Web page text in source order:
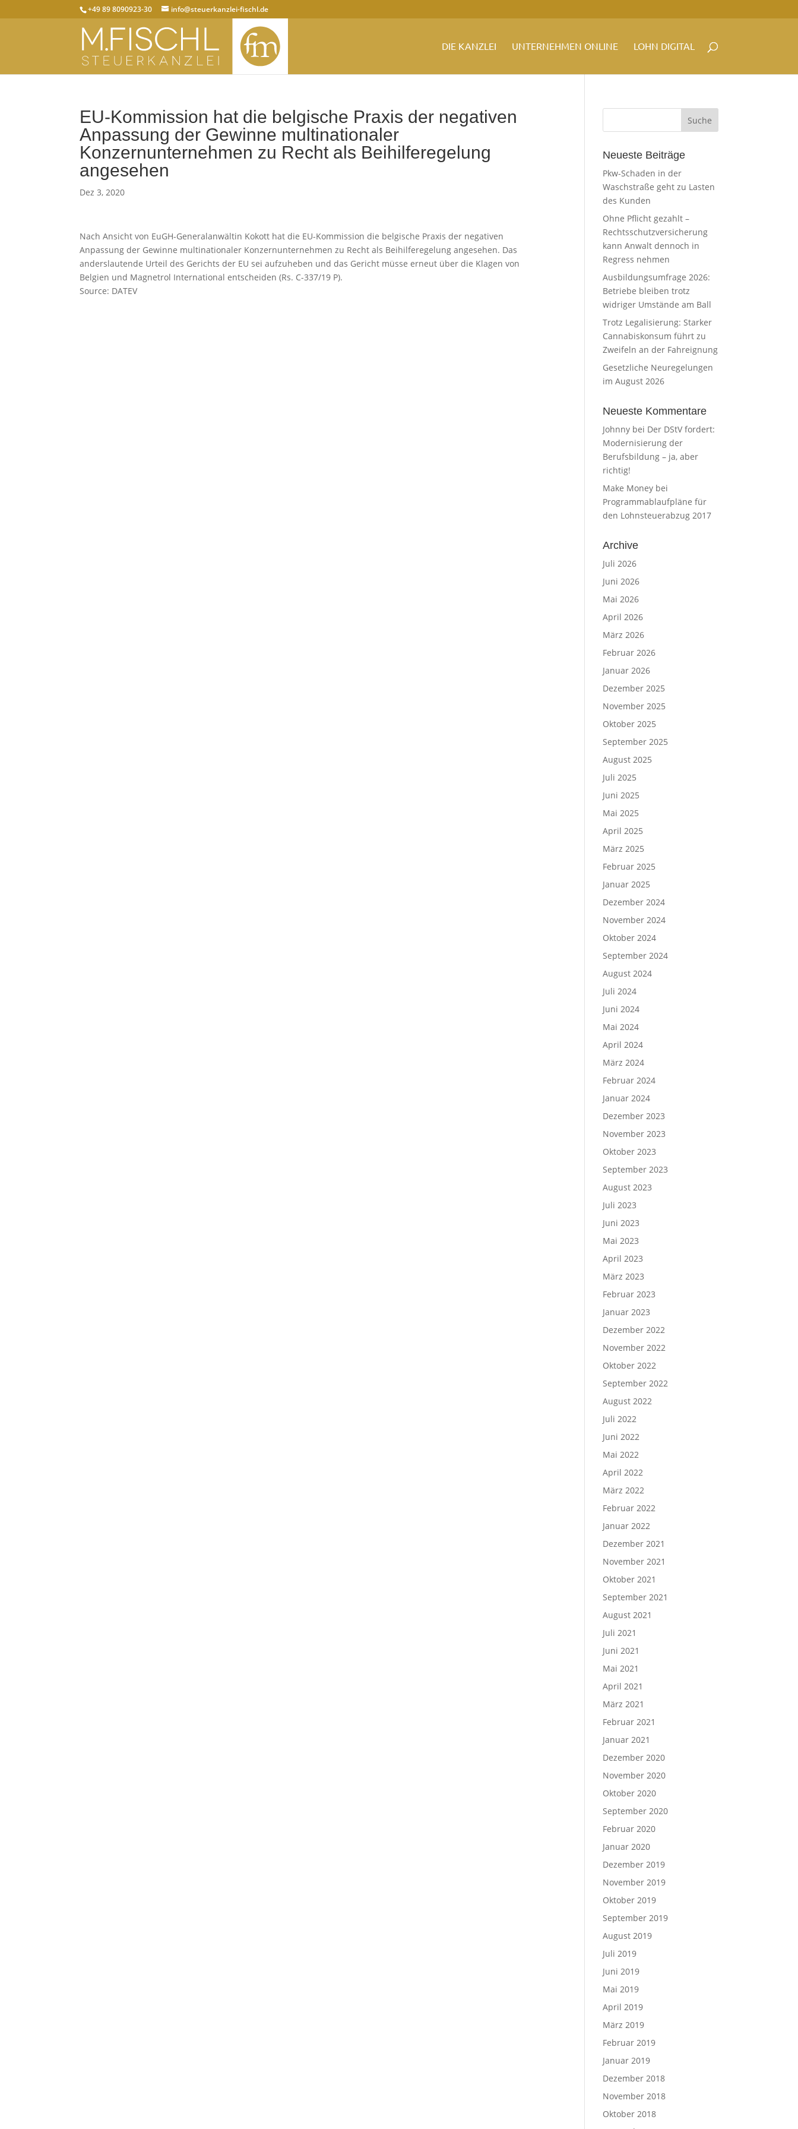
+49 89 8090923-30 info@steuerkanzlei-fischl.de
DIE KANZLEI UNTERNEHMEN ONLINE LOHN DIGITAL
EU-Kommission hat die belgische Praxis der negativen
Anpassung der Gewinne multinationaler
Konzernunternehmen zu Recht als Beihilferegelung
angesehen
Dez 3, 2020
Nach Ansicht von EuGH-Generalanwältin Kokott hat die EU-Kommission die belgische Praxis der negativen
Anpassung der Gewinne multinationaler Konzernunternehmen zu Recht als Beihilferegelung angesehen. Das
anderslautende Urteil des Gerichts der EU sei aufzuheben und das Gericht müsse erneut über die Klagen von
Belgien und Magnetrol International entscheiden (Rs. C-337/19 P).
Source: DATEV
Neueste Beiträge
Pkw-Schaden in der
Waschstraße geht zu Lasten
des Kunden
Ohne Pflicht gezahlt –
Rechtsschutzversicherung
kann Anwalt dennoch in
Regress nehmen
Ausbildungsumfrage 2026:
Betriebe bleiben trotz
widriger Umstände am Ball
Trotz Legalisierung: Starker
Cannabiskonsum führt zu
Zweifeln an der Fahreignung
Gesetzliche Neuregelungen
im August 2026
Neueste Kommentare
Johnny bei Der DStV fordert:
Modernisierung der
Berufsbildung – ja, aber
richtig!
Make Money bei
Programmablaufpläne für
den Lohnsteuerabzug 2017
Archive
Juli 2026
Juni 2026
Mai 2026
April 2026
März 2026
Februar 2026
Januar 2026
Dezember 2025
November 2025
Oktober 2025
September 2025
August 2025
Juli 2025
Juni 2025
Mai 2025
April 2025
März 2025
Februar 2025
Januar 2025
Dezember 2024
November 2024
Oktober 2024
September 2024
August 2024
Juli 2024
Juni 2024
Mai 2024
April 2024
März 2024
Februar 2024
Januar 2024
Dezember 2023
November 2023
Oktober 2023
September 2023
August 2023
Juli 2023
Juni 2023
Mai 2023
April 2023
März 2023
Februar 2023
Januar 2023
Dezember 2022
November 2022
Oktober 2022
September 2022
August 2022
Juli 2022
Juni 2022
Mai 2022
April 2022
März 2022
Februar 2022
Januar 2022
Dezember 2021
November 2021
Oktober 2021
September 2021
August 2021
Juli 2021
Juni 2021
Mai 2021
April 2021
März 2021
Februar 2021
Januar 2021
Dezember 2020
November 2020
Oktober 2020
September 2020
Februar 2020
Januar 2020
Dezember 2019
November 2019
Oktober 2019
September 2019
August 2019
Juli 2019
Juni 2019
Mai 2019
April 2019
März 2019
Februar 2019
Januar 2019
Dezember 2018
November 2018
Oktober 2018